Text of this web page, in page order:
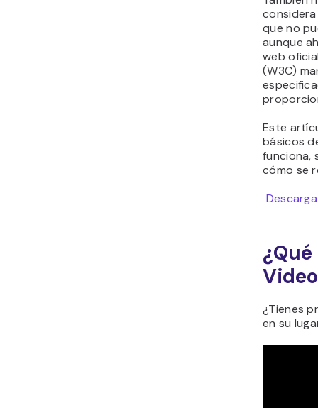
que no
aunque
web
(W3C)
Este
básicos
funciona,
cómo se
Video
¿Tienes
en su